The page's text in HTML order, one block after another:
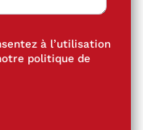
à l’utilisation
politique de